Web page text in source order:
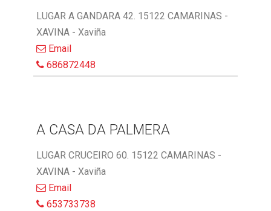
LUGAR A GANDARA 42. 15122 CAMARINAS -
XAVINA - Xaviña
Email
686872448
A CASA DA PALMERA
LUGAR CRUCEIRO 60. 15122 CAMARINAS -
XAVINA - Xaviña
Email
653733738